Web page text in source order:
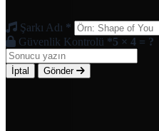
Şarkı Adı *
Güvenlik Kontrolü *5 × 4 = ?
İptal Gönder